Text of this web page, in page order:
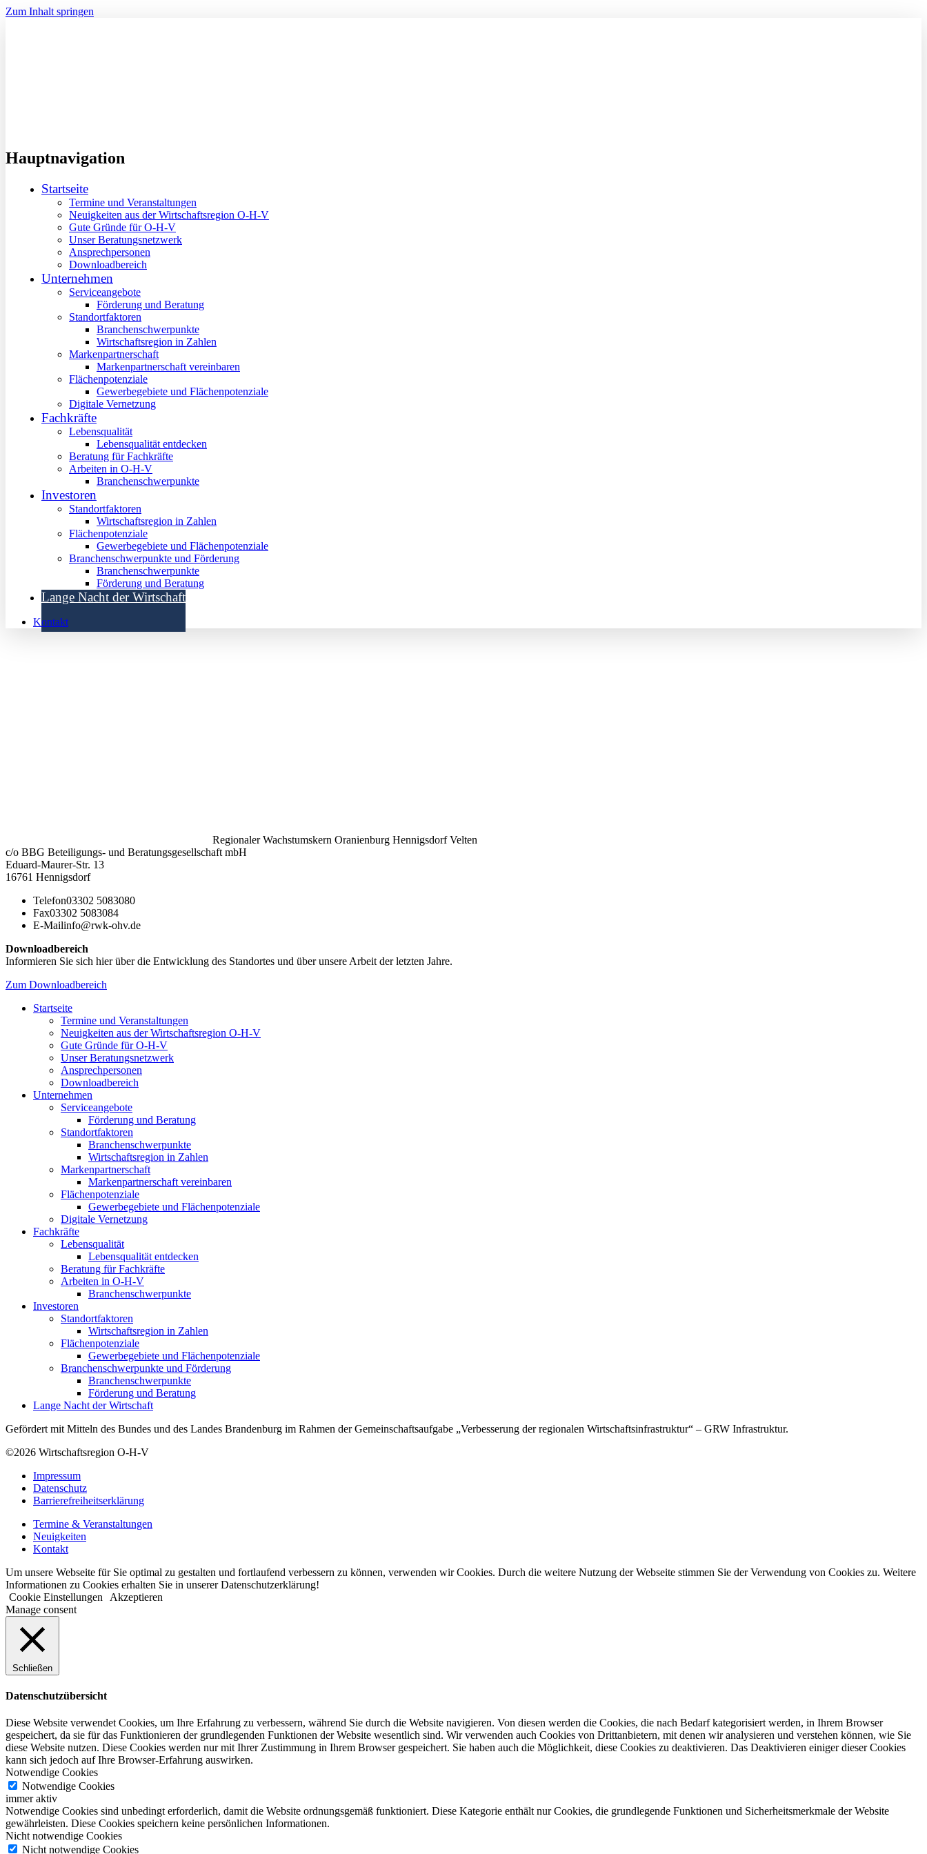
Zum Inhalt springen
Hauptnavigation
Startseite
Termine und Veranstaltungen
Neuigkeiten aus der Wirtschaftsregion O-H-V
Gute Gründe für O-H-V
Unser Beratungsnetzwerk
Ansprechpersonen
Downloadbereich
Unternehmen
Serviceangebote
Förderung und Beratung
Standortfaktoren
Branchenschwerpunkte
Wirtschaftsregion in Zahlen
Markenpartnerschaft
Markenpartnerschaft vereinbaren
Flächenpotenziale
Gewerbegebiete und Flächenpotenziale
Digitale Vernetzung
Fachkräfte
Lebensqualität
Lebensqualität entdecken
Beratung für Fachkräfte
Arbeiten in O-H-V
Branchenschwerpunkte
Investoren
Standortfaktoren
Wirtschaftsregion in Zahlen
Flächenpotenziale
Gewerbegebiete und Flächenpotenziale
Branchenschwerpunkte und Förderung
Branchenschwerpunkte
Förderung und Beratung
Lange Nacht der Wirtschaft
Kontakt
Regionaler Wachstumskern Oranienburg Hennigsdorf Velten
c/o BBG Beteiligungs- und Beratungsgesellschaft mbH
Eduard-Maurer-Str. 13
16761 Hennigsdorf
Telefon03302 5083080
Fax03302 5083084
E-Mailinfo@rwk-ohv.de
Downloadbereich
Informieren Sie sich hier über die Entwicklung des Standortes und über unsere Arbeit der letzten Jahre.
Zum Downloadbereich
Startseite
Termine und Veranstaltungen
Neuigkeiten aus der Wirtschaftsregion O-H-V
Gute Gründe für O-H-V
Unser Beratungsnetzwerk
Ansprechpersonen
Downloadbereich
Unternehmen
Serviceangebote
Förderung und Beratung
Standortfaktoren
Branchenschwerpunkte
Wirtschaftsregion in Zahlen
Markenpartnerschaft
Markenpartnerschaft vereinbaren
Flächenpotenziale
Gewerbegebiete und Flächenpotenziale
Digitale Vernetzung
Fachkräfte
Lebensqualität
Lebensqualität entdecken
Beratung für Fachkräfte
Arbeiten in O-H-V
Branchenschwerpunkte
Investoren
Standortfaktoren
Wirtschaftsregion in Zahlen
Flächenpotenziale
Gewerbegebiete und Flächenpotenziale
Branchenschwerpunkte und Förderung
Branchenschwerpunkte
Förderung und Beratung
Lange Nacht der Wirtschaft
Gefördert mit Mitteln des Bundes und des Landes Brandenburg im Rahmen der Gemeinschaftsaufgabe „Verbesserung der regionalen Wirtschaftsinfrastruktur“ – GRW Infrastruktur.
©2026 Wirtschaftsregion O-H-V
Impressum
Datenschutz
Barrierefreiheitserklärung
Termine & Veranstaltungen
Neuigkeiten
Kontakt
Um unsere Webseite für Sie optimal zu gestalten und fortlaufend verbessern zu können, verwenden wir Cookies. Durch die weitere Nutzung der Webseite stimmen Sie der Verwendung von Cookies zu. Weitere
Informationen zu Cookies erhalten Sie in unserer Datenschutzerklärung!
Cookie Einstellungen
Akzeptieren
Manage consent
Schließen
Datenschutzübersicht
Diese Website verwendet Cookies, um Ihre Erfahrung zu verbessern, während Sie durch die Website navigieren. Von diesen werden die Cookies, die nach Bedarf kategorisiert werden, in Ihrem Browser
gespeichert, da sie für das Funktionieren der grundlegenden Funktionen der Website wesentlich sind. Wir verwenden auch Cookies von Drittanbietern, mit denen wir analysieren und verstehen können, wie Sie
diese Website nutzen. Diese Cookies werden nur mit Ihrer Zustimmung in Ihrem Browser gespeichert. Sie haben auch die Möglichkeit, diese Cookies zu deaktivieren. Das Deaktivieren einiger dieser Cookies
kann sich jedoch auf Ihre Browser-Erfahrung auswirken.
Notwendige Cookies
Notwendige Cookies
immer aktiv
Notwendige Cookies sind unbedingt erforderlich, damit die Website ordnungsgemäß funktioniert. Diese Kategorie enthält nur Cookies, die grundlegende Funktionen und Sicherheitsmerkmale der Website
gewährleisten. Diese Cookies speichern keine persönlichen Informationen.
Nicht notwendige Cookies
Nicht notwendige Cookies